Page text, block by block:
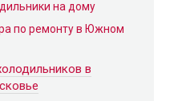
на дому
по ремонту в Южном
в